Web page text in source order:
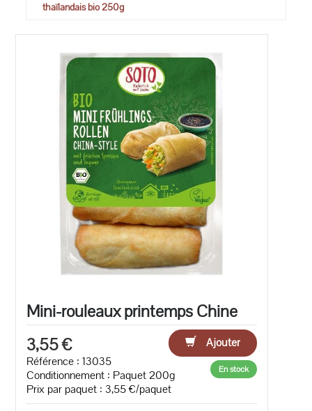
thaïlandais bio 250g
Mini-rouleaux printemps Chine
3,55 €
Ajouter
Référence : 13035
Conditionnement : Paquet 200g
Prix par paquet : 3,55 €/paquet
En stock